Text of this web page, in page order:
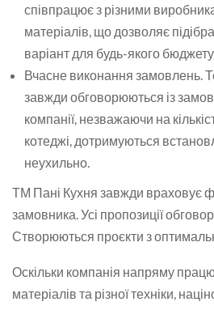
співпрацює з різними
матеріалів, що дозволяє
варіант для будь-якого бюджету.
Вчасне виконання замовлень.
завжди обговорюються із
компанії, незважаючи на
котеджі, дотримуються
неухильно.
ТМ Пані Кухня завжди враховує
замовника. Усі пропозиції
Створюються проєкти з
Оскільки компанія напряму
матеріалів та різної техніки,